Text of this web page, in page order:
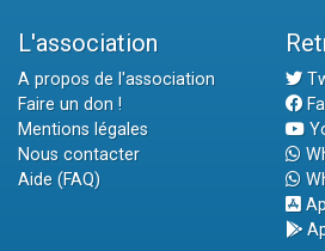
L'association
A propos de l'association
Faire un don !
Mentions légales
Nous contacter
Aide (FAQ)